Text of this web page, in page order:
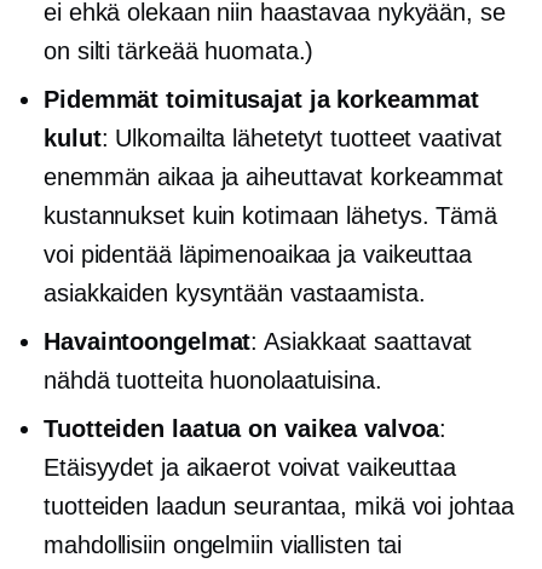
ei ehkä olekaan niin haastavaa nykyään, se
on silti tärkeää huomata.)
Pidemmät toimitusajat ja korkeammat
kulut: Ulkomailta lähetetyt tuotteet vaativat
enemmän aikaa ja aiheuttavat korkeammat
kustannukset kuin kotimaan lähetys. Tämä
voi pidentää läpimenoaikaa ja vaikeuttaa
asiakkaiden kysyntään vastaamista.
Havaintoongelmat: Asiakkaat saattavat
nähdä tuotteita huonolaatuisina.
Tuotteiden laatua on vaikea valvoa:
Etäisyydet ja aikaerot voivat vaikeuttaa
tuotteiden laadun seurantaa, mikä voi johtaa
mahdollisiin ongelmiin viallisten tai